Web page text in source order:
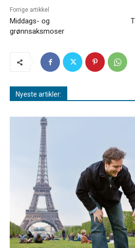
Forrige artikkel
Middags- og
grønnsaksmoser
Nyeste artikler: